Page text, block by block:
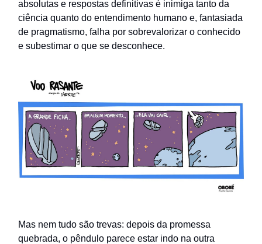
absolutas e respostas definitivas é inimiga tanto da
ciência quanto do entendimento humano e, fantasiada
de pragmatismo, falha por sobrevalorizar o conhecido
e subestimar o que se desconhece.
Mas nem tudo são trevas: depois da promessa
quebrada, o pêndulo parece estar indo na outra